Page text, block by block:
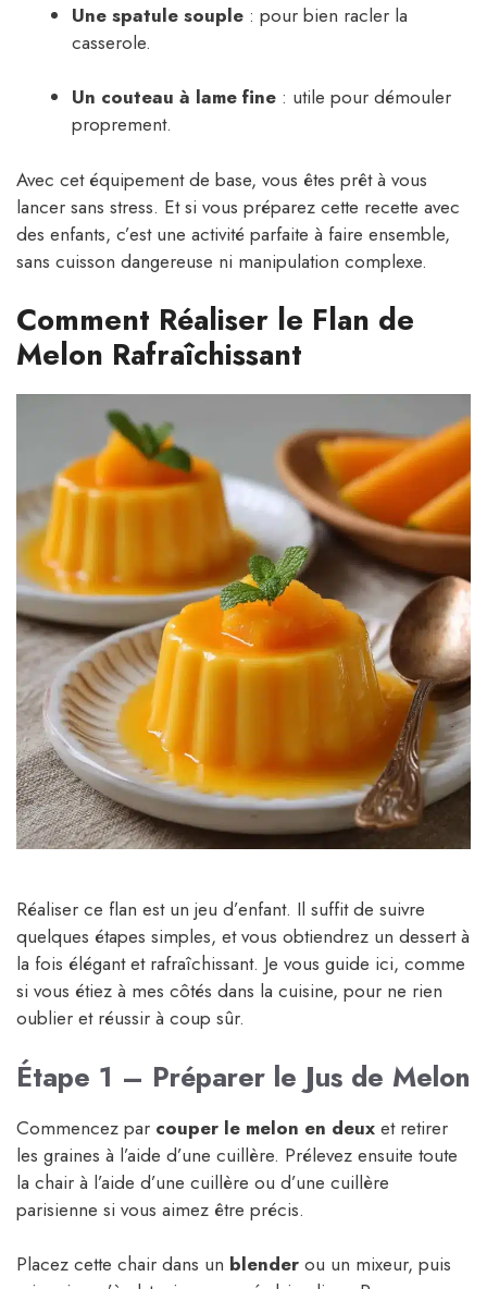
Une spatule souple : pour bien racler la
casserole.
Un couteau à lame fine : utile pour démouler
proprement.
Avec cet équipement de base, vous êtes prêt à vous
lancer sans stress. Et si vous préparez cette recette avec
des enfants, c’est une activité parfaite à faire ensemble,
sans cuisson dangereuse ni manipulation complexe.
Comment Réaliser le Flan de
Melon Rafraîchissant
Réaliser ce flan est un jeu d’enfant. Il suffit de suivre
quelques étapes simples, et vous obtiendrez un dessert à
la fois élégant et rafraîchissant. Je vous guide ici, comme
si vous étiez à mes côtés dans la cuisine, pour ne rien
oublier et réussir à coup sûr.
Étape 1 – Préparer le Jus de Melon
Commencez par couper le melon en deux et retirer
les graines à l’aide d’une cuillère. Prélevez ensuite toute
la chair à l’aide d’une cuillère ou d’une cuillère
parisienne si vous aimez être précis.
Placez cette chair dans un blender ou un mixeur, puis